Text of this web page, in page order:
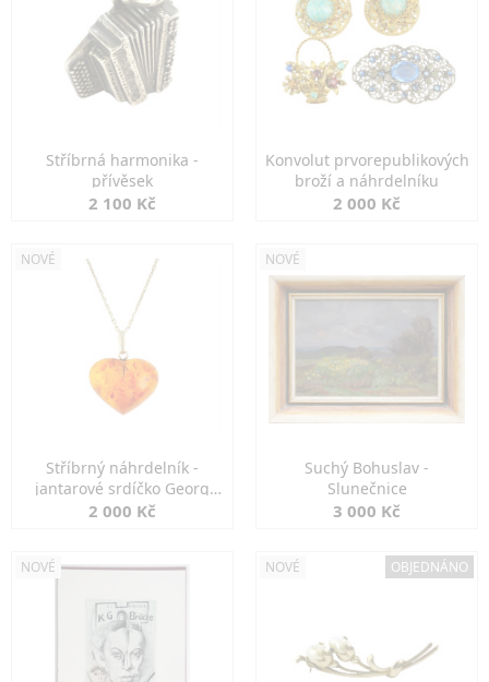
Stříbrná harmonika -
přívěsek
2 100 Kč
Konvolut prvorepublikových
broží a náhrdelníku
2 000 Kč
NOVÉ
Stříbrný náhrdelník -
jantarové srdíčko Georg
Kramer
2 000 Kč
NOVÉ
Suchý Bohuslav -
Slunečnice
3 000 Kč
NOVÉ NOVÉ OBJEDNÁNO